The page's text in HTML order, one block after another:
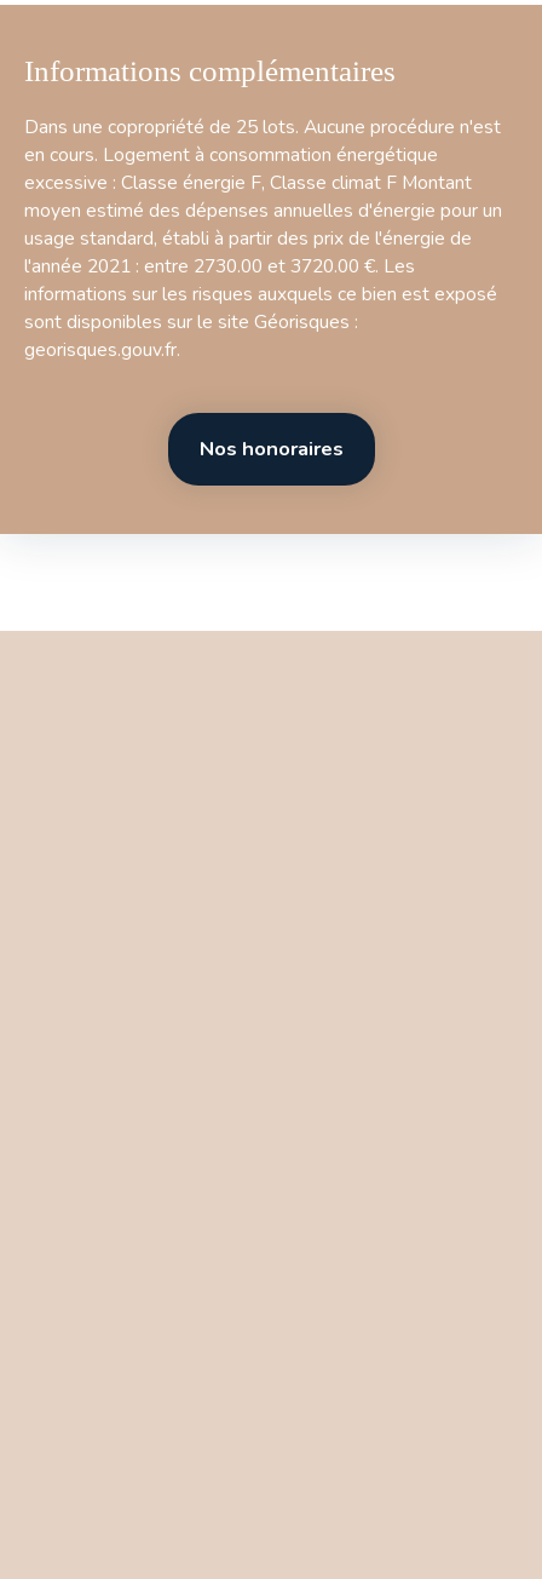
Informations complémentaires
Dans une copropriété de 25 lots. Aucune procédure n'est
en cours. Logement à consommation énergétique
excessive : Classe énergie F, Classe climat F Montant
moyen estimé des dépenses annuelles d'énergie pour un
usage standard, établi à partir des prix de l'énergie de
l'année 2021 : entre 2730.00 et 3720.00 €. Les
informations sur les risques auxquels ce bien est exposé
sont disponibles sur le site Géorisques :
georisques.gouv.fr.
Nos honoraires